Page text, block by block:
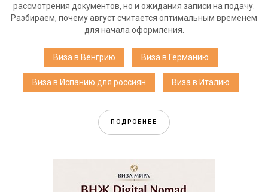
рассмотрения документов, но и ожидания записи на подачу.
Разбираем, почему август считается оптимальным временем
для начала оформления.
Виза в Венгрию Виза в Германию
Виза в Испанию для россиян Виза в Италию
ПОДРОБНЕЕ